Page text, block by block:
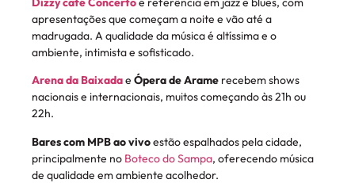
apresentações que começam a noite e vão até a
madrugada. A qualidade da música é altíssima e o
ambiente, intimista e sofisticado.
Arena da Baixadae Ópera de Arame recebem shows
nacionais e internacionais, muitos começando às 21h ou
22h.
Bares com MPB ao vivoestão espalhados pela cidade,
principalmente no Boteco do Sampa, oferecendo música
de qualidade em ambiente acolhedor.